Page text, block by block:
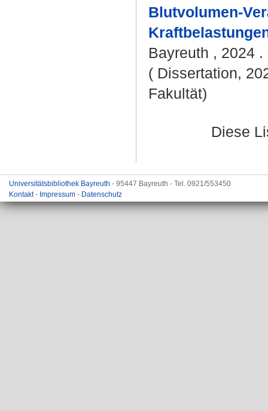
Blutvolumen-
Bayreuth , 2024
( Dissertation,
Fakultät)
Diese
Universitätsbibliothek Bayreuth - 95447 Bayreuth - Tel. 0921/553450
Kontakt- Impressum - Datenschutz